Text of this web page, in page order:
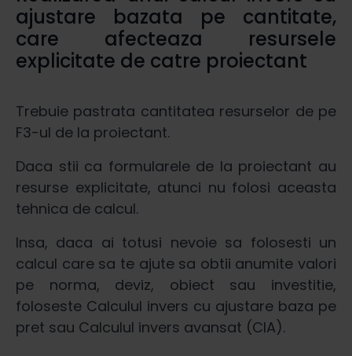
ajustare bazata pe cantitate,
care afecteaza resursele
explicitate de catre proiectant
Trebuie pastrata cantitatea resurselor de pe
F3-ul de la proiectant.
Daca stii ca formularele de la proiectant au
resurse explicitate, atunci nu folosi aceasta
tehnica de calcul.
Insa, daca ai totusi nevoie sa folosesti un
calcul care sa te ajute sa obtii anumite valori
pe norma, deviz, obiect sau investitie,
foloseste Calculul invers cu ajustare baza pe
pret sau Calculul invers avansat (CIA).